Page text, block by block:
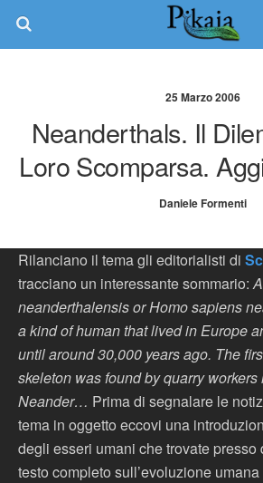
25 Marzo 2006
Neanderthals. Il
Loro Scomparsa.
Daniele Formenti
Rilanciano il tema gli editorialisti di
tracciano un interessante sommario:
neanderthalensis or Homo sapiens
a kind of human that lived in Europe
until around 30,000 years ago. The
skeleton was found by quarry
Neander… Prima di segnalare le
tema in oggetto eccovi una
degli esseri umani che trovate presso
testo completo sull’evoluzione